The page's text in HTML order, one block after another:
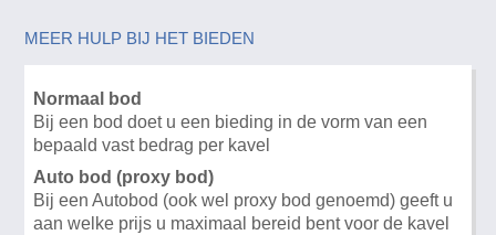
MEER HULP BIJ HET BIEDEN
Normaal bod
Bij een bod doet u een bieding in de vorm van een
bepaald vast bedrag per kavel
Auto bod (proxy bod)
Bij een Autobod (ook wel proxy bod genoemd) geeft u
aan welke prijs u maximaal bereid bent voor de kavel